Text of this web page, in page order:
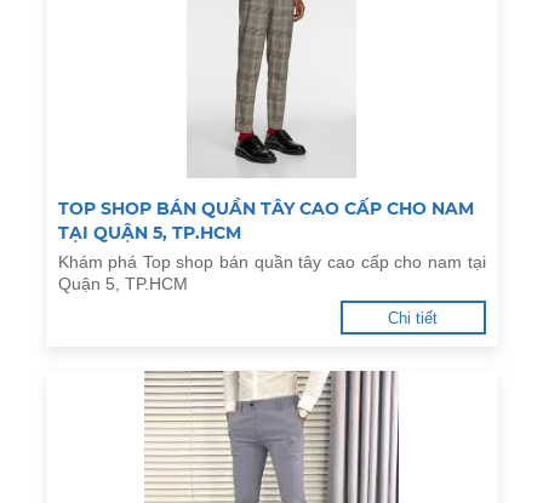
TOP SHOP BÁN QUẦN TÂY CAO CẤP CHO NAM
TẠI QUẬN 5, TP.HCM
Khám phá Top shop bán quần tây cao cấp cho nam tại
Quận 5, TP.HCM
Chi tiết